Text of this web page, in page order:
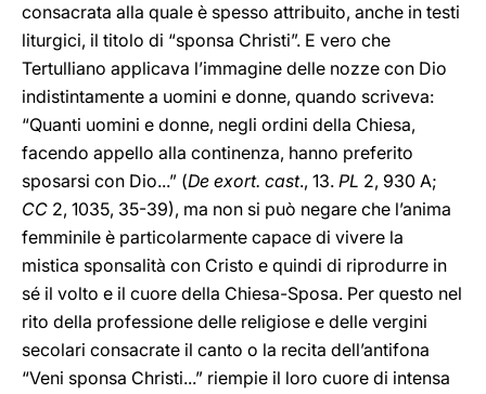
consacrata alla quale è spesso attribuito, anche in testi
liturgici, il titolo di “sponsa Christi”. E vero che
Tertulliano applicava l’immagine delle nozze con Dio
indistintamente a uomini e donne, quando scriveva:
“Quanti uomini e donne, negli ordini della Chiesa,
facendo appello alla continenza, hanno preferito
sposarsi con Dio...” (De exort. cast., 13. PL 2, 930 A;
CC 2, 1035, 35-39), ma non si può negare che l’anima
femminile è particolarmente capace di vivere la
mistica sponsalità con Cristo e quindi di riprodurre in
sé il volto e il cuore della Chiesa-Sposa. Per questo nel
rito della professione delle religiose e delle vergini
secolari consacrate il canto o la recita dell’antifona
“Veni sponsa Christi...” riempie il loro cuore di intensa